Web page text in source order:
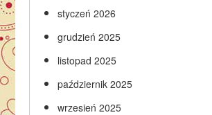
styczeń 2026
grudzień 2025
listopad 2025
październik 2025
wrzesień 2025